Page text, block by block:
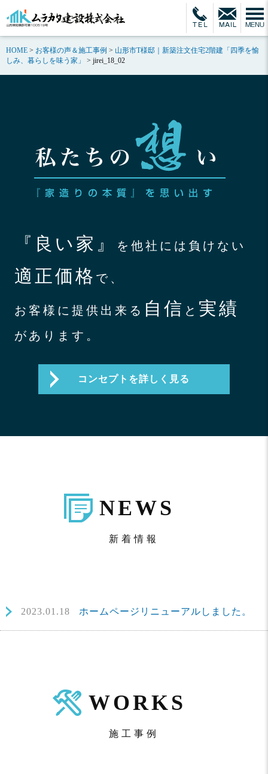
HOME > お客様の声＆施工事例 > 山形市T様邸｜新築注文住宅2階建「四季を愉
しみ、暮らしを味う家」
> jirei_18_02
『良い家』 を他社には負けない
適正価格 で、
お客様に提供出来る 自信 と 実績
があります。
コンセプトを詳しく見る
NEWS
新着情報
2023.01.18 ホームページリニューアルしました。
WORKS
施工事例